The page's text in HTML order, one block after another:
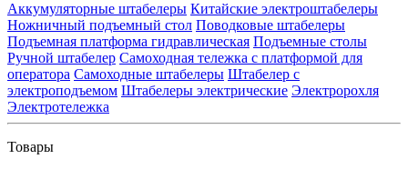
Аккумуляторные штабелеры Китайские электроштабелеры
Ножничный подъемный стол Поводковые штабелеры
Подъемная платформа гидравлическая Подъемные столы
Ручной штабелер Самоходная тележка с платформой для
оператора Самоходные штабелеры Штабелер с
электроподъемом Штабелеры электрические Электророхля
Электротележка
Товары